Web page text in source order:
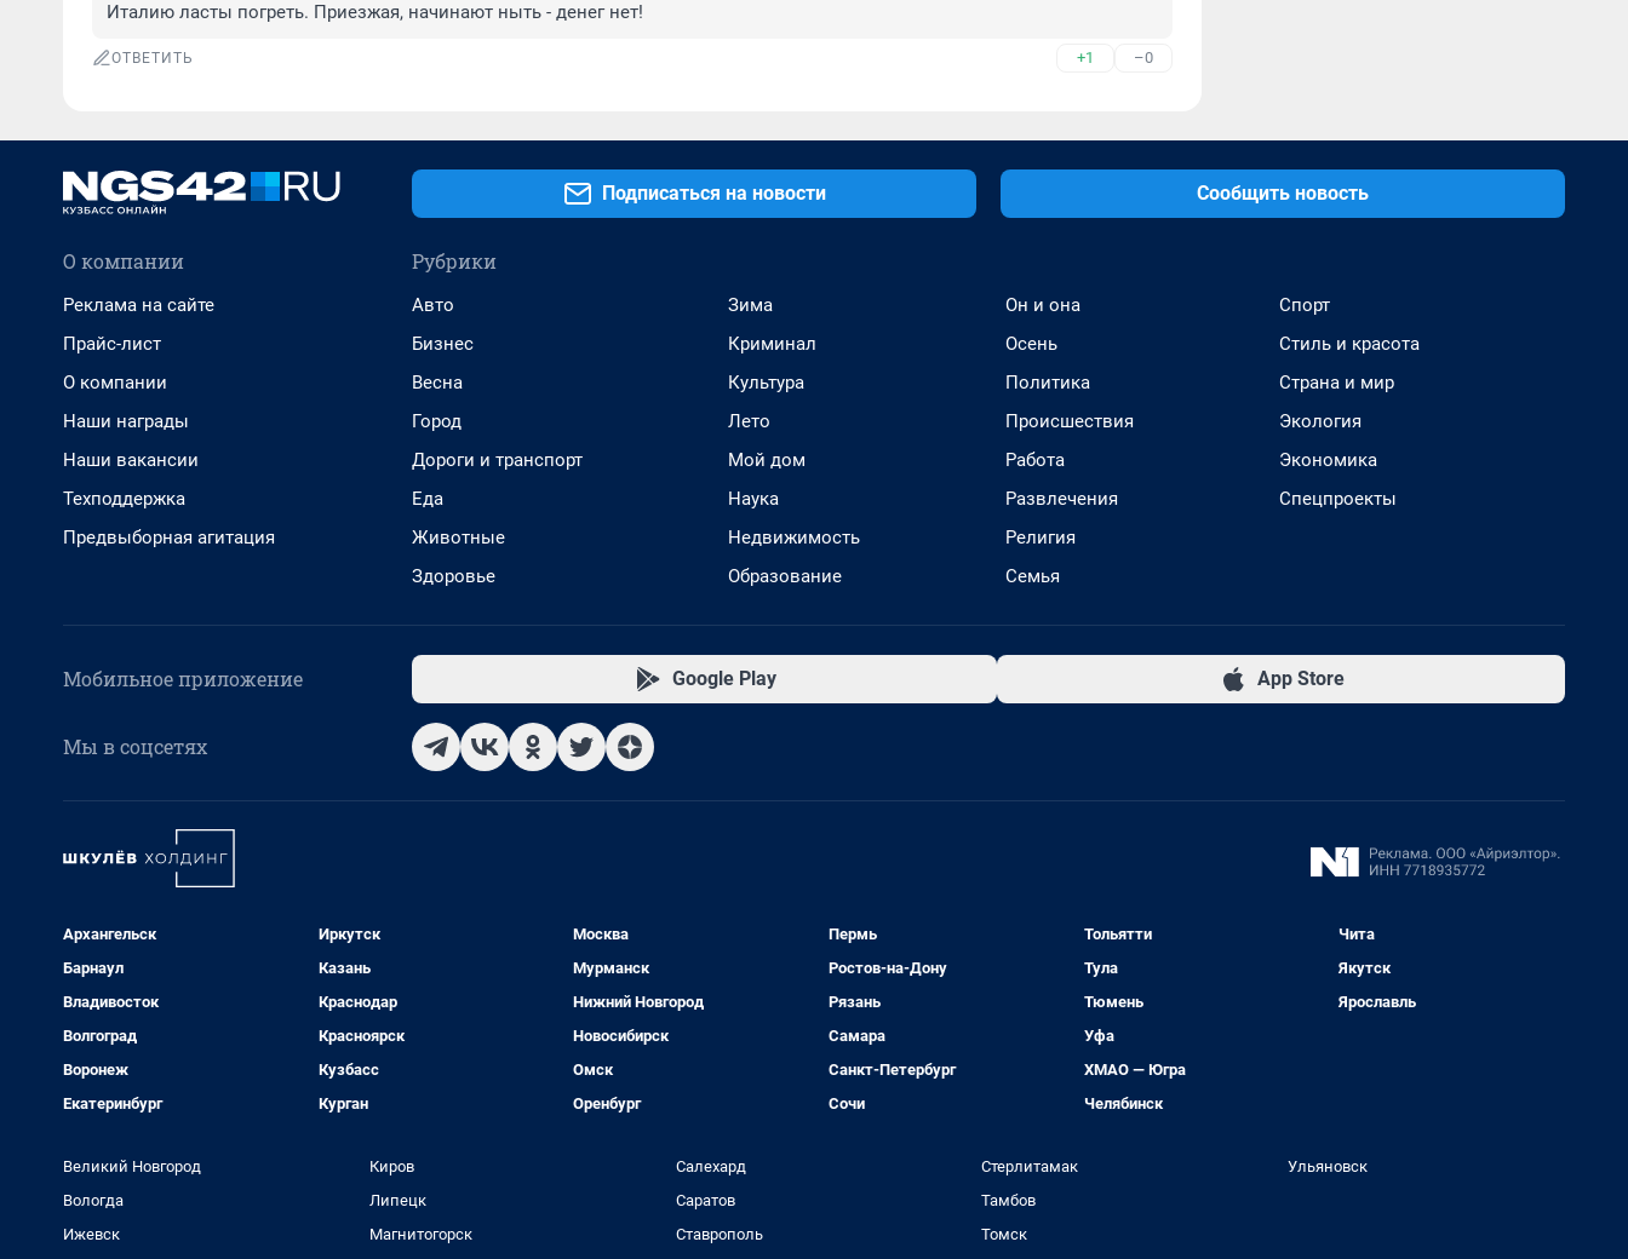
Италию ласты погреть. Приезжая, начинают ныть - денег нет!
ОТВЕТИТЬ +1 –0
Подписаться на новости Сообщить новость
О компании
Реклама на сайте
Прайс-лист
О компании
Наши награды
Наши вакансии
Техподдержка
Предвыборная агитация
Рубрики
Авто
Бизнес
Весна
Город
Дороги и транспорт
Еда
Животные
Здоровье
Зима
Криминал
Культура
Лето
Мой дом
Наука
Недвижимость
Образование
Он и она
Осень
Политика
Происшествия
Работа
Развлечения
Религия
Семья
Спорт
Стиль и красота
Страна и мир
Экология
Экономика
Спецпроекты
Мобильное приложение Google Play App Store
Мы в соцсетях
Архангельск
Барнаул
Владивосток
Волгоград
Воронеж
Екатеринбург
Иркутск
Казань
Краснодар
Красноярск
Кузбасс
Курган
Москва
Мурманск
Нижний Новгород
Новосибирск
Омск
Оренбург
Пермь
Ростов-на-Дону
Рязань
Самара
Санкт-Петербург
Сочи
Тольятти
Тула
Тюмень
Уфа
ХМАО — Югра
Челябинск
Чита
Якутск
Ярославль
Великий Новгород
Вологда
Ижевск
Киров
Липецк
Магнитогорск
Салехард
Саратов
Ставрополь
Стерлитамак
Тамбов
Томск
Ульяновск